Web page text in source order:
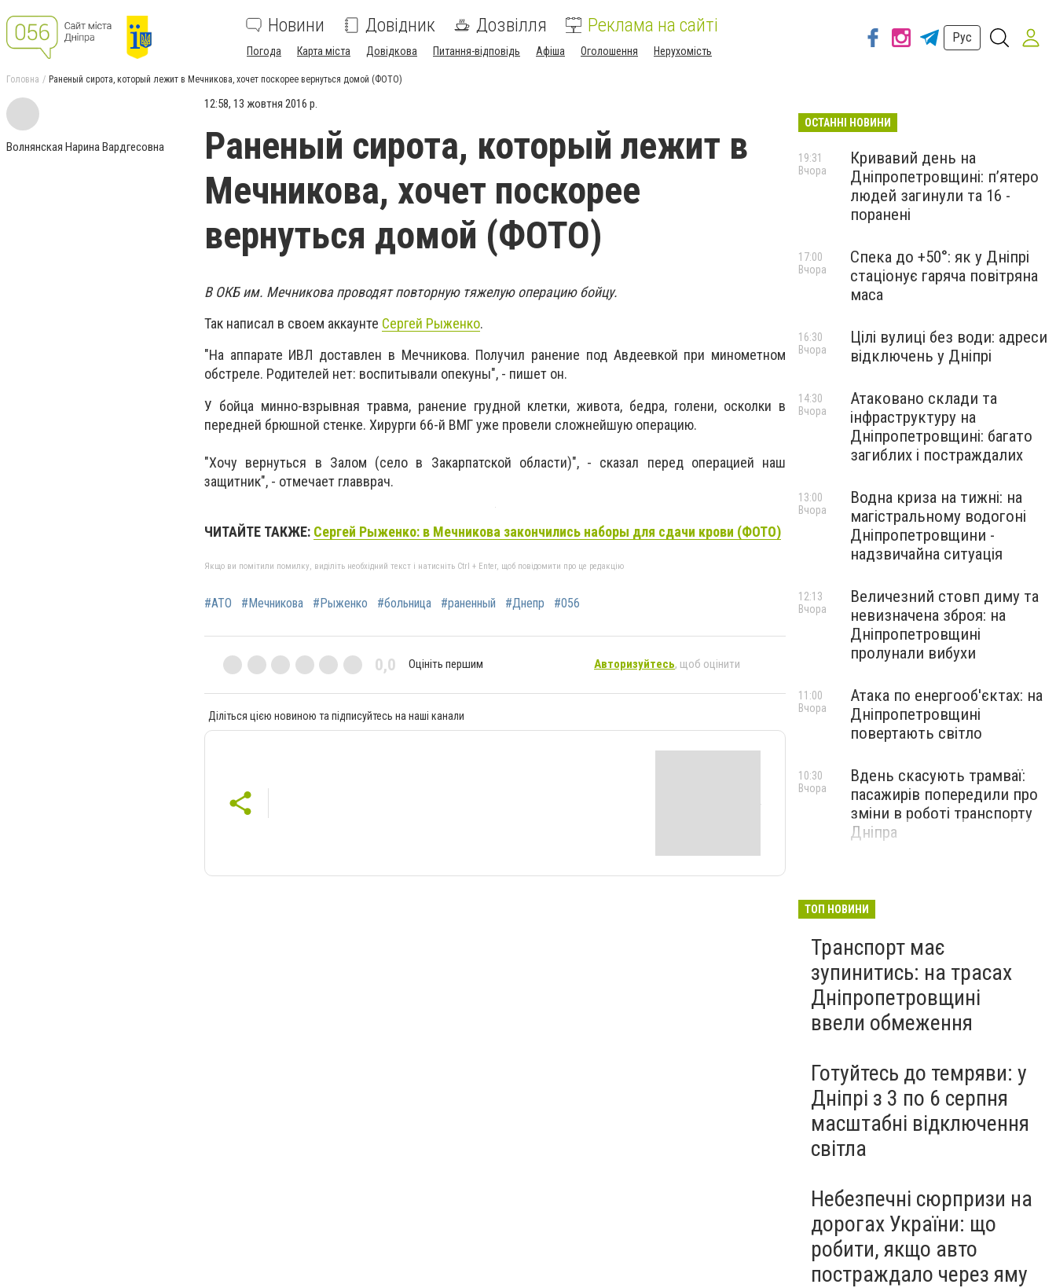
Новини Довідник Дозвілля Реклама на сайті
Погода Карта міста Довідкова Питання-відповідь Афіша Оголошення Нерухомість
Рус
Головна Раненый сирота, который лежит в Мечникова, хочет поскорее вернуться домой (ФОТО)
Волнянская Нарина Вардгесовна
12:58, 13 жовтня 2016 р.
Раненый сирота, который лежит в
Мечникова, хочет поскорее
вернуться домой (ФОТО)
В ОКБ им. Мечникова проводят повторную тяжелую операцию бойцу.
Так написал в своем аккаунте Сергей Рыженко.
"На аппарате ИВЛ доставлен в Мечникова. Получил ранение под Авдеевкой при минометном
обстреле. Родителей нет: воспитывали опекуны", - пишет он.
У бойца минно-взрывная травма, ранение грудной клетки, живота, бедра, голени, осколки в
передней брюшной стенке. Хирурги 66-й ВМГ уже провели сложнейшую операцию.
"Хочу вернуться в Залом (село в Закарпатской области)", - сказал перед операцией наш
защитник", - отмечает главврач.
ЧИТАЙТЕ ТАКЖЕ: Сергей Рыженко: в Мечникова закончились наборы для сдачи крови (ФОТО)
Якщо ви помітили помилку, виділіть необхідний текст і натисніть Ctrl + Enter, щоб повідомити про це редакцію
#АТО #Мечникова #Рыженко #больница #раненный #Днепр #056
0,0 Оцініть першим Авторизуйтесь, щоб оцінити
Діліться цією новиною та підписуйтесь на наші канали
ОСТАННІ НОВИНИ
Кривавий день на
Дніпропетровщині: п’ятеро
людей загинули та 16 -
поранені
19:31
Вчора
Спека до +50°: як у Дніпрі
стаціонує гаряча повітряна
маса
17:00
Вчора
Цілі вулиці без води: адреси
відключень у Дніпрі
16:30
Вчора
Атаковано склади та
інфраструктуру на
Дніпропетровщині: багато
загиблих і постраждалих
14:30
Вчора
Водна криза на тижні: на
магістральному водогоні
Дніпропетровщини -
надзвичайна ситуація
13:00
Вчора
Величезний стовп диму та
невизначена зброя: на
Дніпропетровщині
пролунали вибухи
12:13
Вчора
Атака по енергооб'єктах: на
Дніпропетровщині
повертають світло
11:00
Вчора
Вдень скасують трамваї:
пасажирів попередили про
зміни в роботі транспорту
Дніпра
10:30
Вчора
ТОП НОВИНИ
Транспорт має
зупинитись: на трасах
Дніпропетровщині
ввели обмеження
Готуйтесь до темряви: у
Дніпрі з 3 по 6 серпня
масштабні відключення
світла
Небезпечні сюрпризи на
дорогах України: що
робити, якщо авто
постраждало через яму